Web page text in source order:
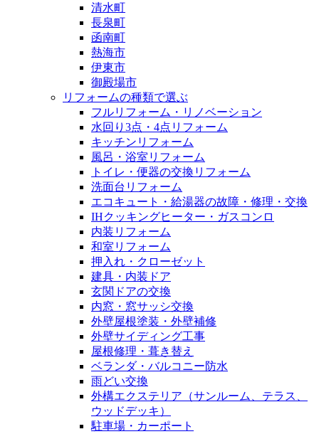
清水町
長泉町
函南町
熱海市
伊東市
御殿場市
リフォームの種類で選ぶ
フルリフォーム・リノベーション
水回り3点・4点リフォーム
キッチンリフォーム
風呂・浴室リフォーム
トイレ・便器の交換リフォーム
洗面台リフォーム
エコキュート・給湯器の故障・修理・交換
IHクッキングヒーター・ガスコンロ
内装リフォーム
和室リフォーム
押入れ・クローゼット
建具・内装ドア
玄関ドアの交換
内窓・窓サッシ交換
外壁屋根塗装・外壁補修
外壁サイディング工事
屋根修理・葺き替え
ベランダ・バルコニー防水
雨どい交換
外構エクステリア（サンルーム、テラス、
ウッドデッキ）
駐車場・カーポート